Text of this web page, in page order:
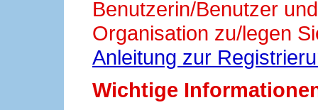
Benutzerin/Benutzer
Organisation zu/legen
Anleitung zur
Wichtige